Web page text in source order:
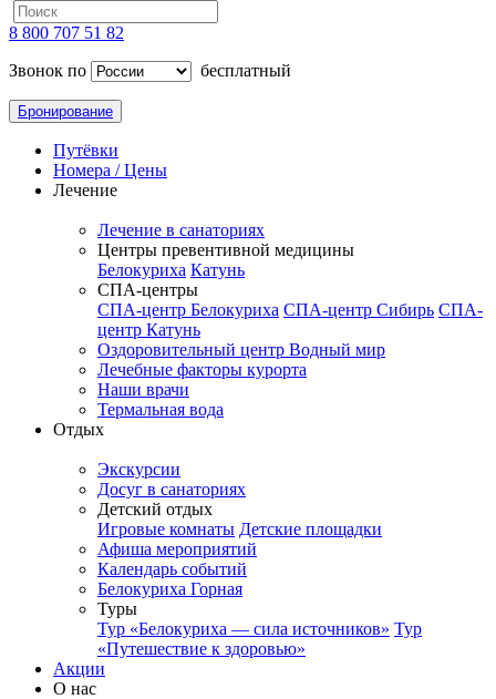
8 800 707 51 82
Звонок по
бесплатный
Бронирование
Путёвки
Номера / Цены
Лечение
Лечение в санаториях
Центры превентивной медицины
Белокуриха Катунь
СПА-центры
СПА-центр Белокуриха СПА-центр Сибирь СПА-
центр Катунь
Оздоровительный центр Водный мир
Лечебные факторы курорта
Наши врачи
Термальная вода
Отдых
Экскурсии
Досуг в санаториях
Детский отдых
Игровые комнаты Детские площадки
Афиша мероприятий
Календарь событий
Белокуриха Горная
Туры
Тур «Белокуриха — сила источников» Тур
«Путешествие к здоровью»
Акции
О нас